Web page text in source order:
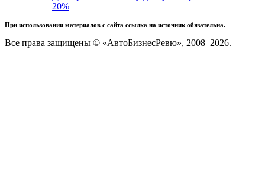
20%
При использовании материалов с сайта ссылка на источник обязательна.
Все права защищены © «АвтоБизнесРевю», 2008–2026.